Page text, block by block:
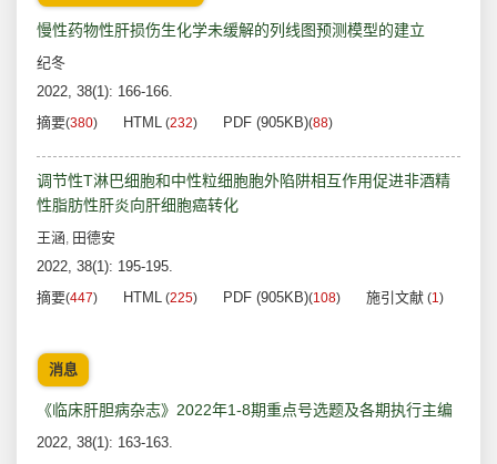
慢性药物性肝损伤生化学未缓解的列线图预测模型的建立
纪冬
2022, 38(1): 166-166.
摘要(380) HTML (232) PDF (905KB)(88)
调节性T淋巴细胞和中性粒细胞胞外陷阱相互作用促进非酒精
性脂肪性肝炎向肝细胞癌转化
王涵, 田德安
2022, 38(1): 195-195.
摘要(447) HTML (225) PDF (905KB)(108) 施引文献 (1)
消息
《临床肝胆病杂志》2022年1-8期重点号选题及各期执行主编
2022, 38(1): 163-163.